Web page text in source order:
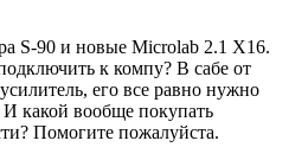
S-90 и новые Microlab 2.1 X16.
к компу? В сабе от
его все равно нужно
какой вообще покупать
Помогите пожалуйста.